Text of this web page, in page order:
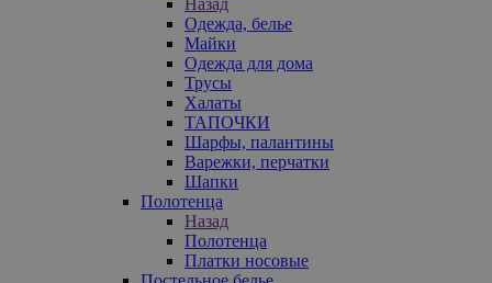
Одежда, белье
Майки
Одежда для дома
Трусы
Халаты
ТАПОЧКИ
Шарфы, палантины
Варежки, перчатки
Шапки
Полотенца
Назад
Полотенца
Платки носовые